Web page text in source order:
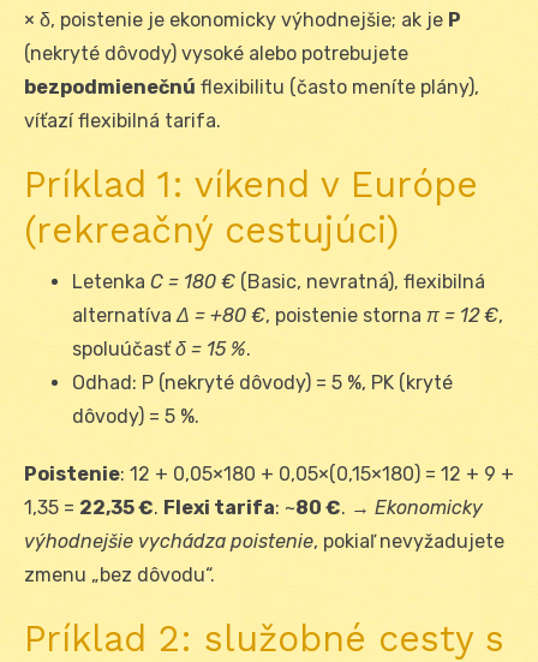
× δ, poistenie je ekonomicky výhodnejšie; ak je P
(nekryté dôvody) vysoké alebo potrebujete
bezpodmienečnú flexibilitu (často meníte plány),
víťazí flexibilná tarifa.
Príklad 1: víkend v Európe
(rekreačný cestujúci)
Letenka C = 180 € (Basic, nevratná), flexibilná
alternatívaΔ = +80 €, poistenie storna π = 12 €,
spoluúčasťδ = 15 %.
Odhad: P (nekryté dôvody) = 5 %, PK (kryté
dôvody) = 5 %.
Poistenie: 12 + 0,05×180 + 0,05×(0,15×180) = 12 + 9 +
1,35 = 22,35 €. Flexi tarifa: ~80 €. → Ekonomicky
výhodnejšie vychádza poistenie, pokiaľ nevyžadujete
zmenu „bez dôvodu“.
Príklad 2: služobné cesty s